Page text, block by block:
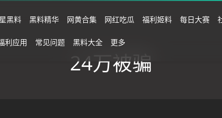
黑料 黑料精华 网黄合集 网红吃瓜 福利姬料 每日大赛
利应用 常见问题 黑料大全 更多
24万被骗